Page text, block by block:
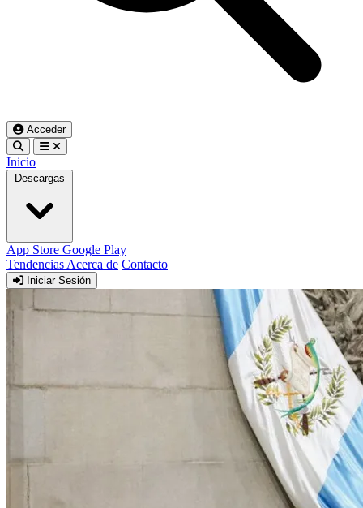
Acceder
Inicio
Descargas
App Store Google Play
Tendencias Acerca de Contacto
Iniciar Sesión